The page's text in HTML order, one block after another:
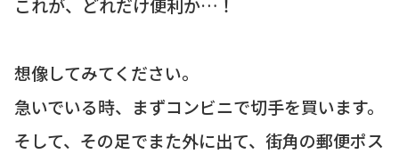
想像してみてください。
急いでいる時、まずコンビニで切手を買います。
そして、その足でまた外に出て、街角の郵便ポス